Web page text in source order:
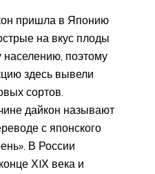
пришла в Японию
на вкус плоды
поэтому
здесь вывели
сортов.
дайкон называют
с японского
В России
ХIХ века и